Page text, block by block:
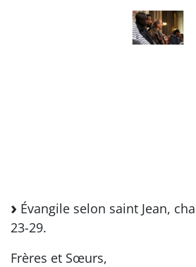
Évangile selon saint Jean,
23-29.
Frères et Sœurs,